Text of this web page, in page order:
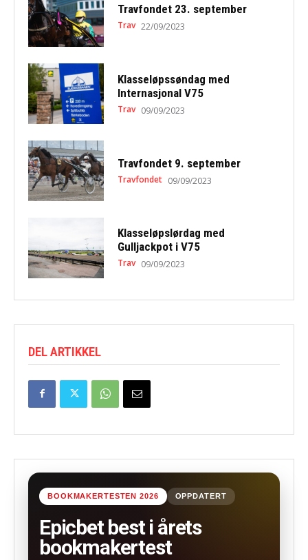
Travfondet 23. september
Trav 22/09/2023
Klasseløpssøndag med
Internasjonal V75
Trav 09/09/2023
Travfondet 9. september
Travfondet 09/09/2023
Klasseløpslørdag med
Gulljackpot i V75
Trav 09/09/2023
DEL ARTIKKEL
BOOKMAKERTESTEN 2026 OPPDATERT
Epicbet best i årets
bookmakertest